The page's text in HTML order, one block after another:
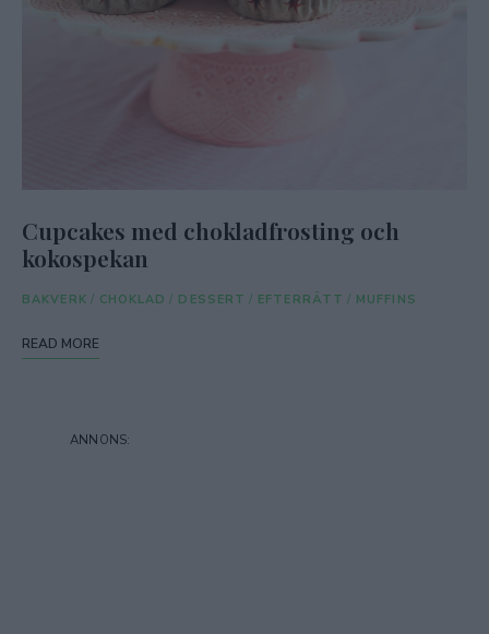
Cupcakes med chokladfrosting och
kokospekan
BAKVERK / CHOKLAD / DESSERT / EFTERRÄTT / MUFFINS
READ MORE